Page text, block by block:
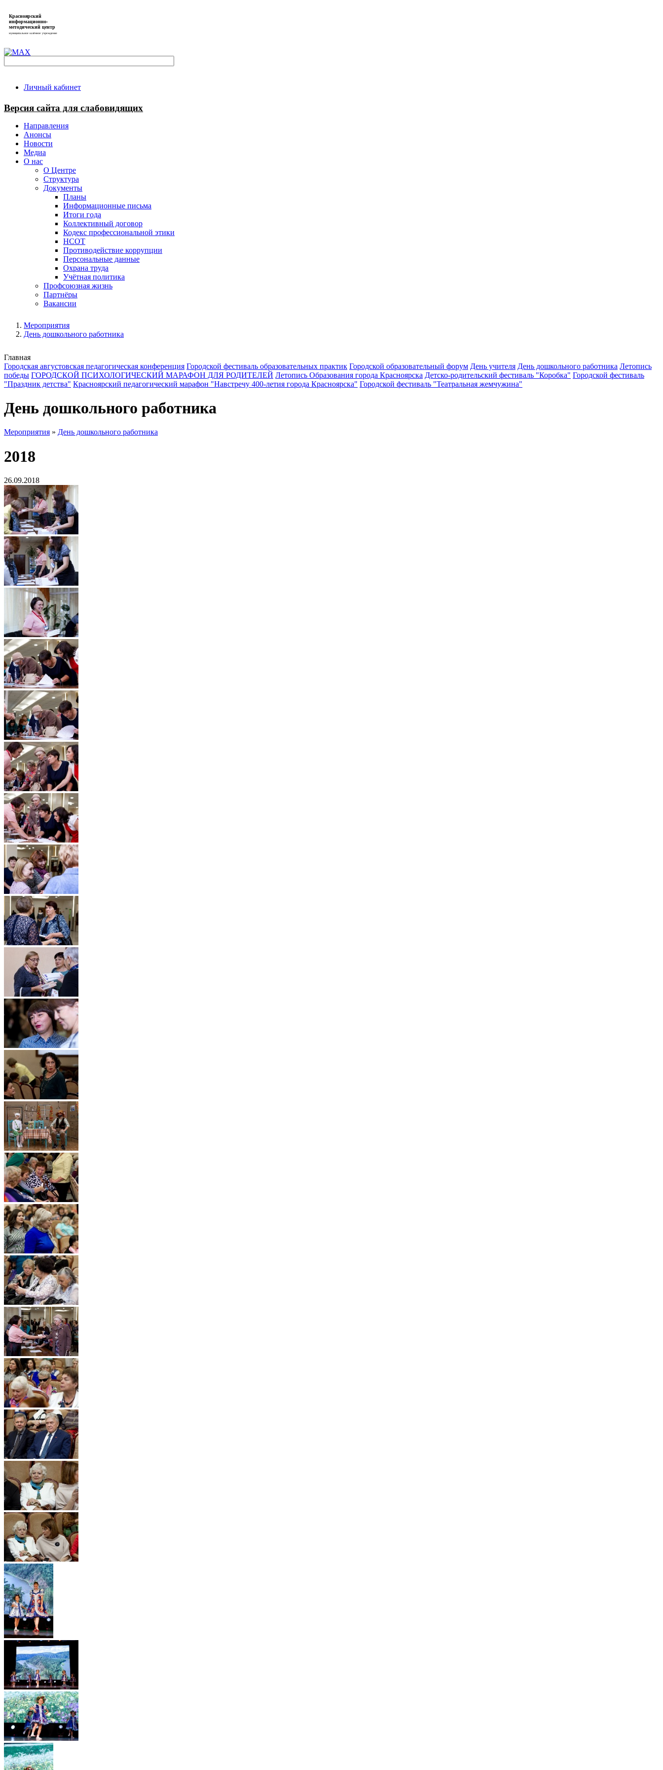
Красноярский
информационно-
методический центр
муниципальное казённое учреждение
Личный кабинет
Версия сайта для слабовидящих
Направления
Анонсы
Новости
Медиа
О нас
О Центре
Структура
Документы
Планы
Информационные письма
Итоги года
Коллективный договор
Кодекс профессиональной этики
НСОТ
Противодействие коррупции
Персональные данные
Охрана труда
Учётная политика
Профсоюзная жизнь
Партнёры
Вакансии
Мероприятия
День дошкольного работника
Главная
Городская августовская педагогическая конференция Городской фестиваль образовательных практик Городской образовательный форум День учителя День дошкольного работника Летопись
победы ГОРОДСКОЙ ПСИХОЛОГИЧЕСКИЙ МАРАФОН ДЛЯ РОДИТЕЛЕЙ Летопись Образования города Красноярска Детско-родительский фестиваль "Коробка" Городской фестиваль
"Праздник детства" Красноярский педагогический марафон "Навстречу 400-летия города Красноярска" Городской фестиваль "Театральная жемчужина"
День дошкольного работника
Мероприятия » День дошкольного работника
2018
26.09.2018